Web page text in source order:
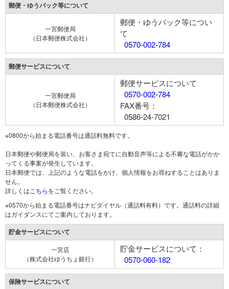
郵便・ゆうパック等について
一宮郵便局
（日本郵便株式会社）
郵便・ゆうパック等につい
て
0570-002-784
郵便サービスについて
一宮郵便局
（日本郵便株式会社）
郵便サービスについて
0570-002-784
FAX番号：
0586-24-7021
※0800から始まる電話番号は通話料無料です。
日本郵便や郵便局を装い、お客さま宛てに自動音声等による不審な電話がかか
ってくる事案が発生しています。
日本郵便では、上記のような電話をかけ、個人情報をお尋ねすることはありま
せん。
詳しくは こちらをご覧ください。
※0570から始まる電話番号はナビダイヤル（通話料有料）です。通話料の詳細
はガイダンスにてご案内しております。
貯金サービスについて
一宮店
（株式会社ゆうちょ銀行）
貯金サービスについて：
0570-060-182
保険サービスについて